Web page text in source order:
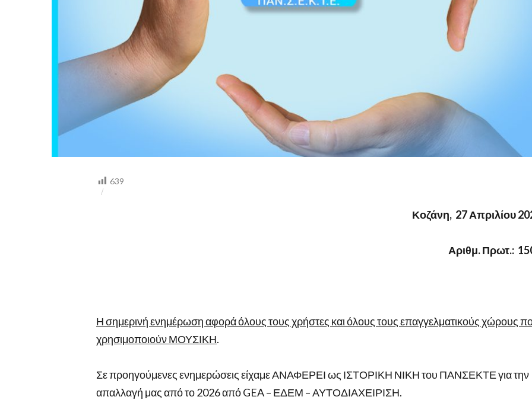
639
Κοζάνη, 27 Απριλίου
Αριθμ. Πρωτ.:
Η σημερινή ενημέρωση αφορά όλους τους χρήστες και όλους τους επαγγελματικούς χώρους
χρησιμοποιούν ΜΟΥΣΙΚΗ.
Σε προηγούμενες ενημερώσεις είχαμε ΑΝΑΦΕΡΕΙ ως ΙΣΤΟΡΙΚΗ ΝΙΚΗ του ΠΑΝΣΕΚΤΕ για την
απαλλαγή μας από το 2026 από GEA – ΕΔΕΜ – ΑΥΤΟΔΙΑΧΕΙΡΙΣΗ.